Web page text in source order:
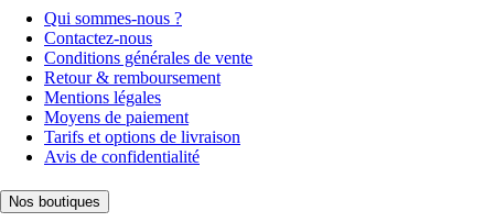
Qui sommes-nous ?
Contactez-nous
Conditions générales de vente
Retour & remboursement
Mentions légales
Moyens de paiement
Tarifs et options de livraison
Avis de confidentialité
Nos boutiques